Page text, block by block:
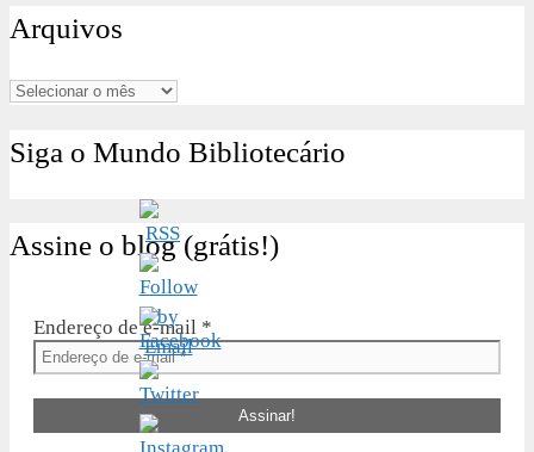
Arquivos
Arquivos
Siga o Mundo Bibliotecário
Assine o blog (grátis!)
Endereço de e-mail *